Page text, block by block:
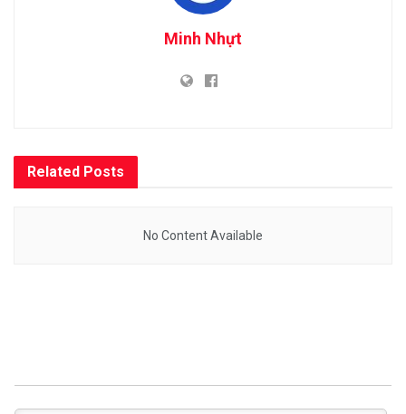
Minh Nhựt
Related Posts
No Content Available